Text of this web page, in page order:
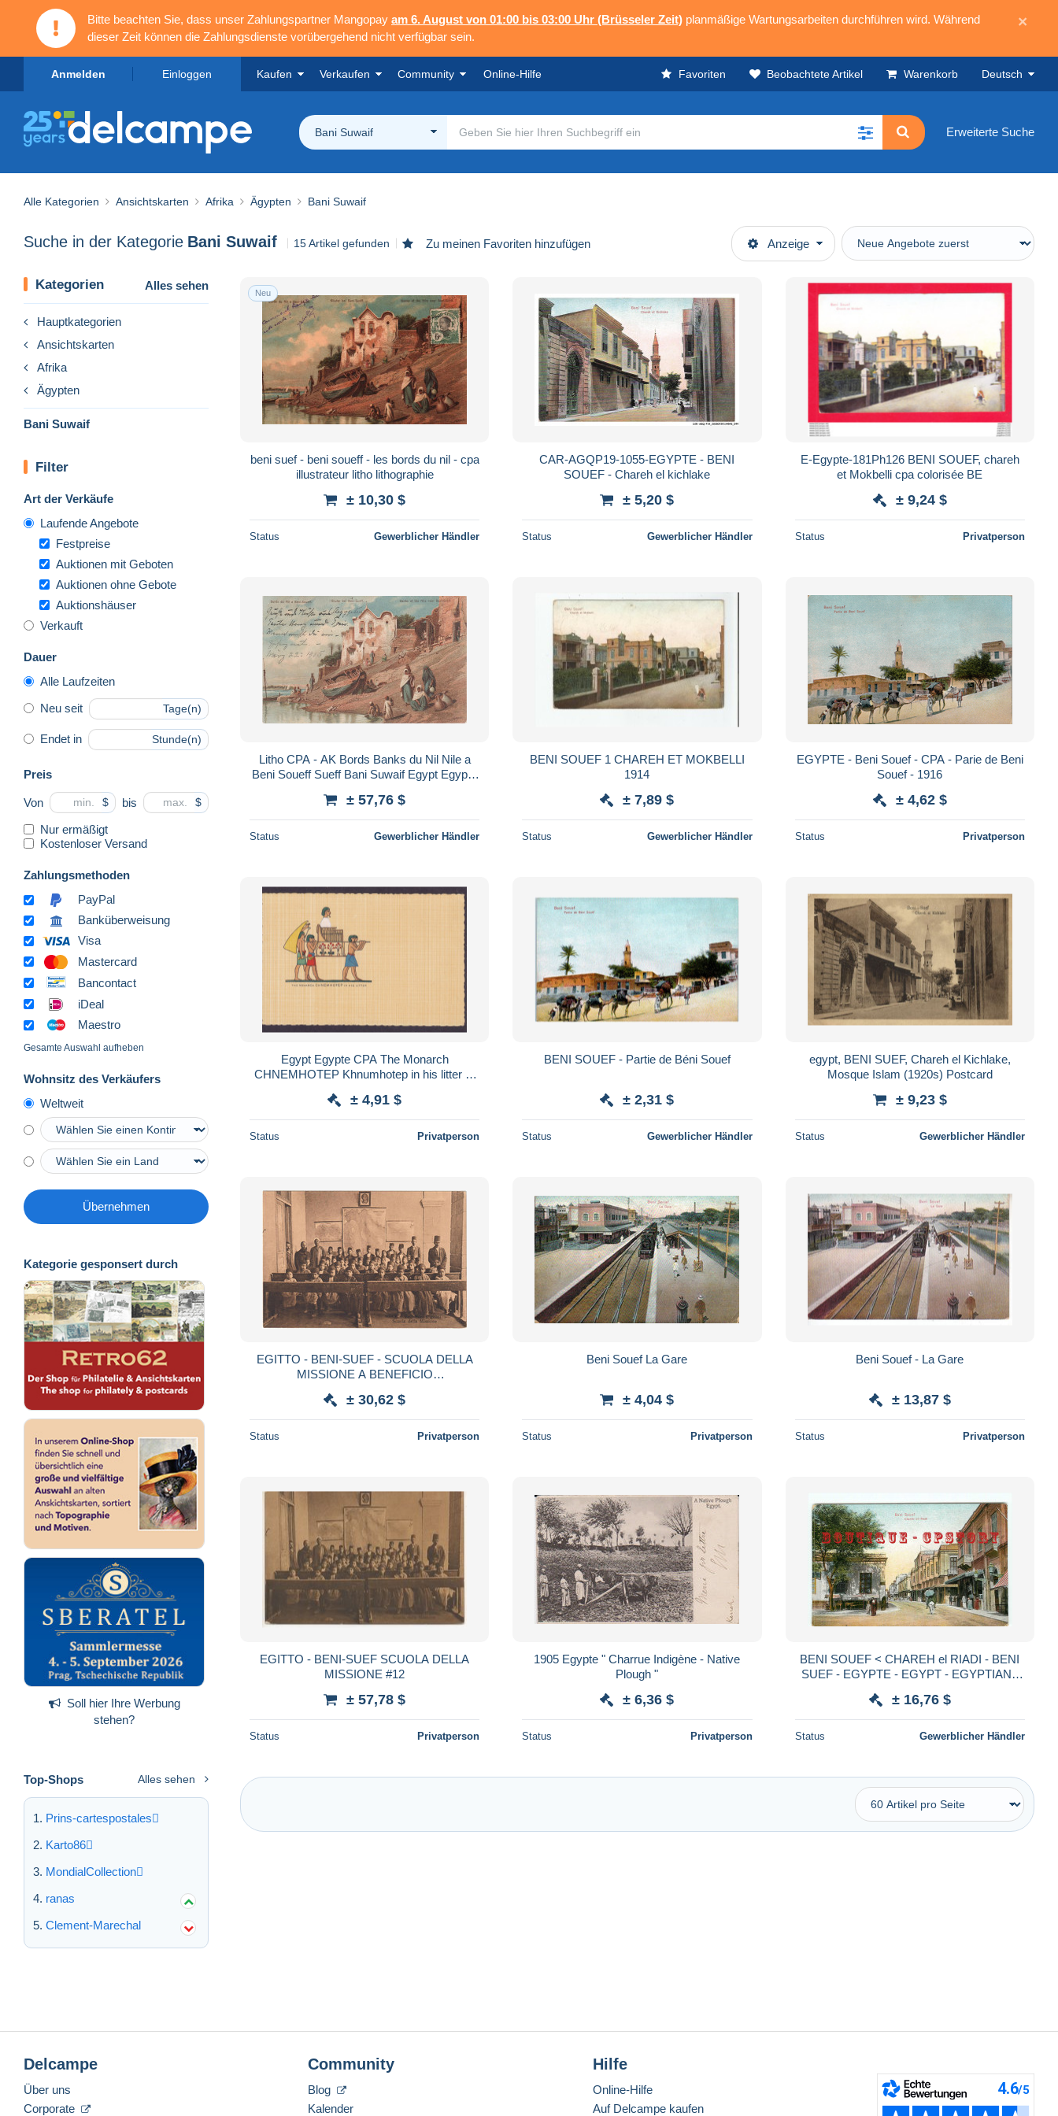
Bitte beachten Sie, dass unser Zahlungspartner Mangopay am 6. August von 01:00 bis 03:00 Uhr (Brüsseler Zeit) planmäßige Wartungsarbeiten durchführen wird. Während
dieser Zeit können die Zahlungsdienste vorübergehend nicht verfügbar sein.
×
Anmelden Einloggen Kaufen Verkaufen Community Online-Hilfe Favoriten Beobachtete Artikel Warenkorb Deutsch
Bani Suwaif Erweiterte Suche
Alle Kategorien Ansichtskarten Afrika Ägypten Bani Suwaif
Suche in der Kategorie Bani Suwaif 15 Artikel gefunden Zu meinen Favoriten hinzufügen Anzeige
Kategorien Alles sehen
Hauptkategorien
Ansichtskarten
Afrika
Ägypten
Bani Suwaif
Filter
Art der Verkäufe
Laufende Angebote
Festpreise
Auktionen mit Geboten
Auktionen ohne Gebote
Auktionshäuser
Verkauft
Dauer
Alle Laufzeiten
Neu seit Tage(n)
Endet in Stunde(n)
Preis
Von $ bis $
Nur ermäßigt
Kostenloser Versand
Zahlungsmethoden
PayPal
Banküberweisung
Visa
Mastercard
Bancontact
iDeal
Maestro
Gesamte Auswahl aufheben
Wohnsitz des Verkäufers
Weltweit
Übernehmen
Kategorie gesponsert durch
Soll hier Ihre Werbung
stehen?
Top-Shops Alles sehen
Prins-cartespostales
Karto86
MondialCollection
ranas
Clement-Marechal
Neu
beni suef - beni soueff - les bords du nil - cpa
illustrateur litho lithographie
± 10,30 $
Status Gewerblicher Händler
CAR-AGQP19-1055-EGYPTE - BENI
SOUEF - Chareh el kichlake
± 5,20 $
Status Gewerblicher Händler
E-Egypte-181Ph126 BENI SOUEF, chareh
et Mokbelli cpa colorisée BE
± 9,24 $
Status Privatperson
Litho CPA - AK Bords Banks du Nil Nile a
Beni Soueff Sueff Bani Suwaif Egypt Egypte
± 57,76 $
Status Gewerblicher Händler
BENI SOUEF 1 CHAREH ET MOKBELLI
1914
± 7,89 $
Status Gewerblicher Händler
EGYPTE - Beni Souef - CPA - Parie de Beni
Souef - 1916
± 4,62 $
Status Privatperson
Egypt Egypte CPA The Monarch
CHNEMHOTEP Khnumhotep in his litter (2
± 4,91 $
Status Privatperson
BENI SOUEF - Partie de Béni Souef
± 2,31 $
Status Gewerblicher Händler
egypt, BENI SUEF, Chareh el Kichlake,
Mosque Islam (1920s) Postcard
± 9,23 $
Status Gewerblicher Händler
EGITTO - BENI-SUEF - SCUOLA DELLA
MISSIONE A BENEFICIO
SOCCORRERE I MISSIONARI ITALIANI
± 30,62 $
Status Privatperson
Beni Souef La Gare
± 4,04 $
Status Privatperson
Beni Souef - La Gare
± 13,87 $
Status Privatperson
EGITTO - BENI-SUEF SCUOLA DELLA
MISSIONE #12
± 57,78 $
Status Privatperson
1905 Egypte " Charrue Indigène - Native
Plough "
± 6,36 $
Status Privatperson
BENI SOUEF < CHAREH el RIADI - BENI
SUEF - EGYPTE - EGYPT - EGYPTIAN -
± 16,76 $
Status Gewerblicher Händler
Delcampe
Über uns
Corporate
Community
Blog
Kalender
Hilfe
Online-Hilfe
Auf Delcampe kaufen